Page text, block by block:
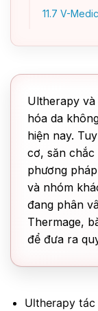
11.7 V-
Ultherapy
hóa da
hiện nay.
cơ, săn chắc
phương
và nhóm
đang phân
Thermage,
để đưa ra
Ultherapy tác